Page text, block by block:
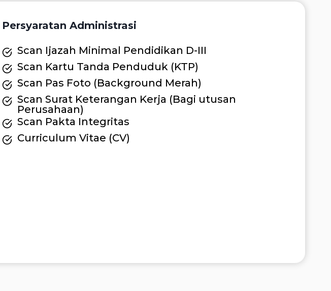
Persyaratan Administrasi
Scan Ijazah Minimal Pendidikan D-III
Scan Kartu Tanda Penduduk (KTP)
Scan Pas Foto (Background Merah)
Scan Surat Keterangan Kerja (Bagi utusan
Perusahaan)
Scan Pakta Integritas
Curriculum Vitae (CV)